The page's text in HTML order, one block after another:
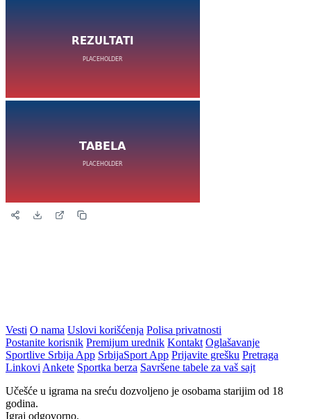
Vesti O nama Uslovi korišćenja Polisa privatnosti
Postanite korisnik Premijum urednik Kontakt Oglašavanje
Sportlive Srbija App SrbijaSport App Prijavite grešku Pretraga
Linkovi Ankete Sportka berza Savršene tabele za vaš sajt
Učešće u igrama na sreću dozvoljeno je osobama starijim od 18
godina.
Igraj odgovorno.